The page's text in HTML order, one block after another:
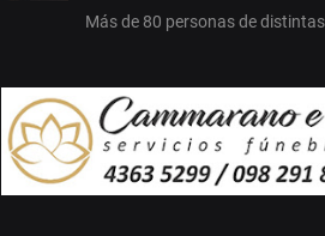
Más de 80 personas de